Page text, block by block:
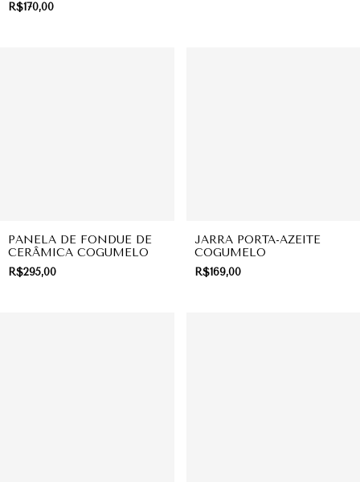
R$170,00
PANELA DE FONDUE DE
CERÂMICA COGUMELO
R$295,00
JARRA PORTA-AZEITE
COGUMELO
R$169,00